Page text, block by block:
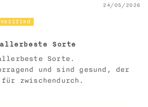
24/05/2026
Sorte
Sorte.
und sind gesund, der
zwischendurch.